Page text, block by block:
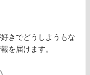
きでどうしようもな
を届けます。